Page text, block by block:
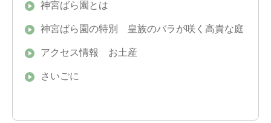
神宮ばら園とは
神宮ばら園の特別 皇族のバラが咲く高貴な庭
アクセス情報 お土産
さいごに